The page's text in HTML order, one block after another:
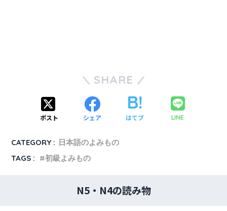
SHARE
ポスト シェア はてブ LINE
CATEGORY : 日本語のよみもの
TAGS :
初級よみもの
N5・N4の読み物